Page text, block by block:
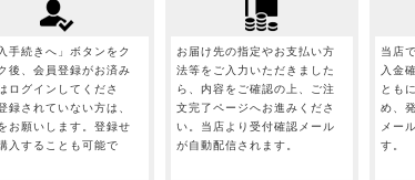
手続きへ」ボタンをク
後、会員登録がお済み
ログインしてくださ
録されていない方は、
お願いします。登録せ
入することも可能で
お届け先の指定やお支払い方
法等をご入力いただきました
ら、内容をご確認の上、ご注
文完了ページへお進みくださ
い。当店より受付確認メール
が自動配信されます。
当店
入金
とも
め、
メー
す。